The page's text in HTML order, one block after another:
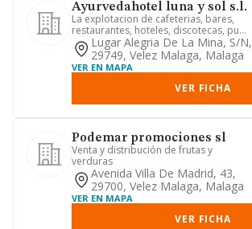
Ayurvedahotel luna y sol s.l.
La explotacion de cafeterias, bares,
restaurantes, hoteles, discotecas, pub
y similares, el arrenda...
Lugar Alegria De La Mina, S/n,
29749, Velez Malaga, Malaga
VER EN MAPA
VER FICHA
Podemar promociones sl
Venta y distribución de frutas y
verduras
Avenida Villa De Madrid, 43,
29700, Velez Malaga, Malaga
VER EN MAPA
VER FICHA